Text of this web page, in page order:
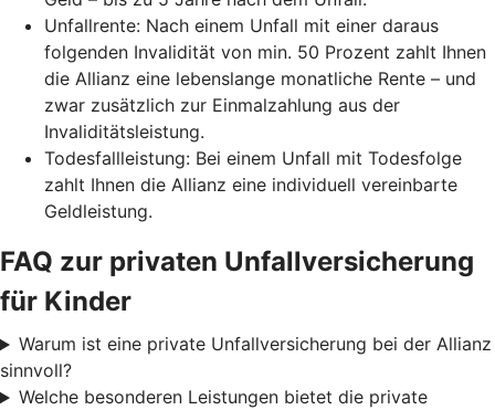
Unfallrente: Nach einem Unfall mit einer daraus
folgenden Invalidität von min. 50 Prozent zahlt Ihnen
die Allianz eine lebenslange monatliche Rente – und
zwar zusätzlich zur Einmalzahlung aus der
Invaliditätsleistung.
Todesfallleistung: Bei einem Unfall mit Todesfolge
zahlt Ihnen die Allianz eine individuell vereinbarte
Geldleistung.
FAQ zur privaten Unfallversicherung
für Kinder
Warum ist eine private Unfallversicherung bei der Allianz
sinnvoll?
Welche besonderen Leistungen bietet die private